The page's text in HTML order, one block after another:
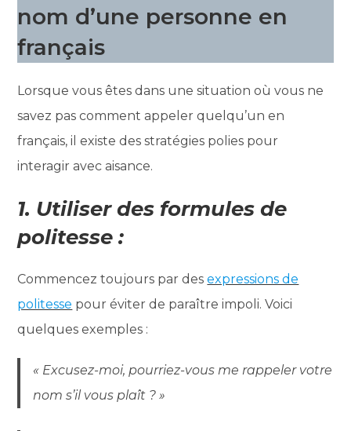
nom d’une personne en
français
Lorsque vous êtes dans une situation où vous ne
savez pas comment appeler quelqu’un en
français, il existe des stratégies polies pour
interagir avec aisance.
1. Utiliser des formules de
politesse :
Commencez toujours par desexpressions de
politesse pour éviter de paraître impoli. Voici
quelques exemples :
« Excusez-moi, pourriez-vous me rappeler votre
nom s’il vous plaît ? »